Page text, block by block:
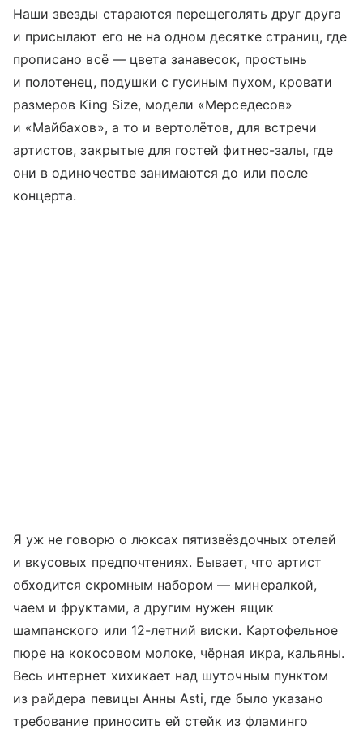
Наши звезды стараются перещеголять друг друга
и присылают его не на одном десятке страниц, где
прописано всё — цвета занавесок, простынь
и полотенец, подушки с гусиным пухом, кровати
размеров King Size, модели «Мерседесов»
и «Майбахов», а то и вертолётов, для встречи
артистов, закрытые для гостей фитнес-залы, где
они в одиночестве занимаются до или после
концерта.
Я уж не говорю о люксах пятизвёздочных отелей
и вкусовых предпочтениях. Бывает, что артист
обходится скромным набором — минералкой,
чаем и фруктами, а другим нужен ящик
шампанского или 12-летний виски. Картофельное
пюре на кокосовом молоке, чёрная икра, кальяны.
Весь интернет хихикает над шуточным пунктом
из райдера певицы Анны Asti, где было указано
требование приносить ей стейк из фламинго